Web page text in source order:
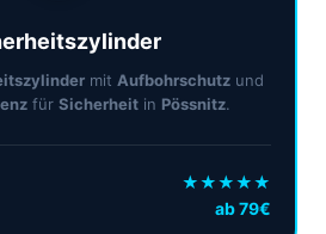
mit Aufbohrschutz und
für Sicherheitin Pössnitz.
★★★★★
ab 79€